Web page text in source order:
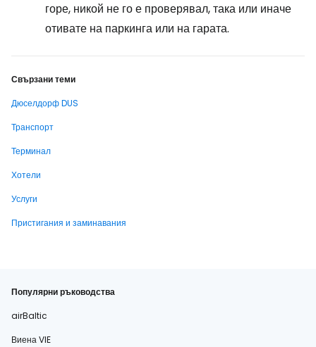
горе, никой не го е проверявал, така или иначе
отивате на паркинга или на гарата.
Свързани теми
Дюселдорф DUS
Транспорт
Терминал
Хотели
Услуги
Пристигания и заминавания
Популярни ръководства
airBaltic
Виена VIE